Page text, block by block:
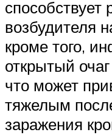
способствует
возбудителя
кроме того,
открытый
что может
тяжелым
заражения